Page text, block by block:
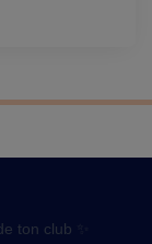
ton club ✨